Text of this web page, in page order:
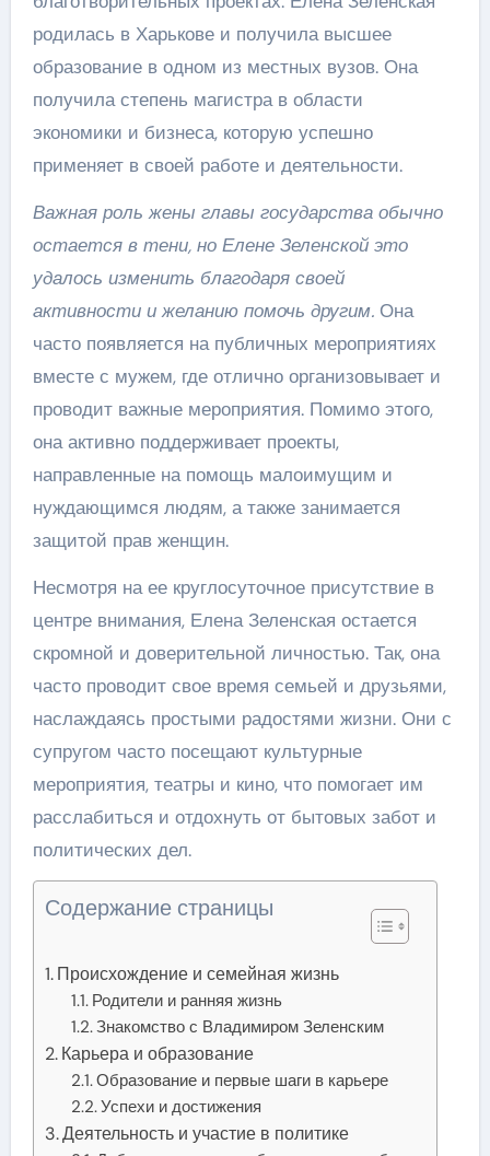
родилась в Харькове и получила высшее
образование в одном из местных вузов. Она
получила степень магистра в области
экономики и бизнеса, которую успешно
применяет в своей работе и деятельности.
Важная роль жены главы государства обычно
остается в тени, но Елене Зеленской это
удалось изменить благодаря своей
активности и желанию помочь другим.Она
часто появляется на публичных мероприятиях
вместе с мужем, где отлично организовывает и
проводит важные мероприятия. Помимо этого,
она активно поддерживает проекты,
направленные на помощь малоимущим и
нуждающимся людям, а также занимается
защитой прав женщин.
Несмотря на ее круглосуточное присутствие в
центре внимания, Елена Зеленская остается
скромной и доверительной личностью. Так, она
часто проводит свое время семьей и друзьями,
наслаждаясь простыми радостями жизни. Они с
супругом часто посещают культурные
мероприятия, театры и кино, что помогает им
расслабиться и отдохнуть от бытовых забот и
политических дел.
Содержание страницы
Происхождение и семейная жизнь
Родители и ранняя жизнь
Знакомство с Владимиром Зеленским
Карьера и образование
Образование и первые шаги в карьере
Успехи и достижения
Деятельность и участие в политике